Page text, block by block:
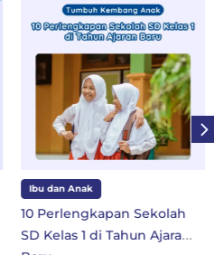
Ibu dan Anak
10 Perlengkapan Sekolah
SD Kelas 1 di Tahun Ajaran
Baru